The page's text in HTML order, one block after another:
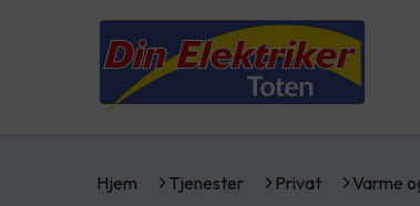
Hjem Tjenester Privat Varme